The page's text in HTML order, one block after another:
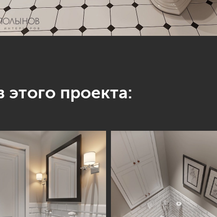
проекта: